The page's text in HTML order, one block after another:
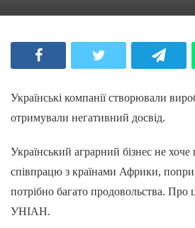
Українські компанії створювали
отримували негативний досвід.
Український аграрний бізнес не
співпрацю з країнами Африки,
потрібно багато продовольства. Про
УНІАН.